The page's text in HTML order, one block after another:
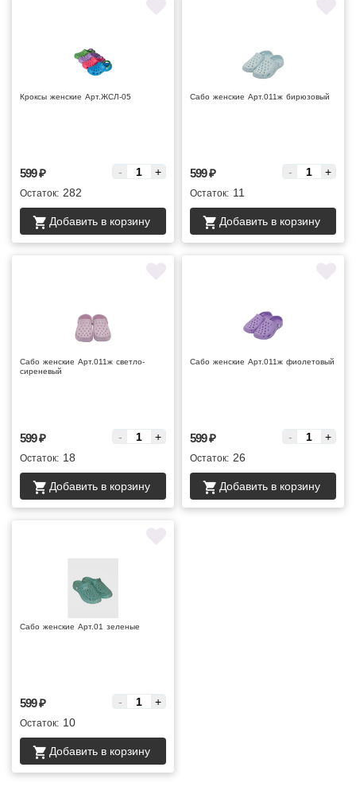
Кроксы женские Арт.ЖСЛ-05
599₽ - +
Остаток: 282
Добавить в корзину
Сабо женские Арт.011ж бирюзовый
599₽ - +
Остаток: 11
Добавить в корзину
Сабо женские Арт.011ж светло-
сиреневый
599₽ - +
Остаток: 18
Добавить в корзину
Сабо женские Арт.011ж фиолетовый
599₽ - +
Остаток: 26
Добавить в корзину
Сабо женские Арт.01 зеленые
599₽ - +
Остаток: 10
Добавить в корзину